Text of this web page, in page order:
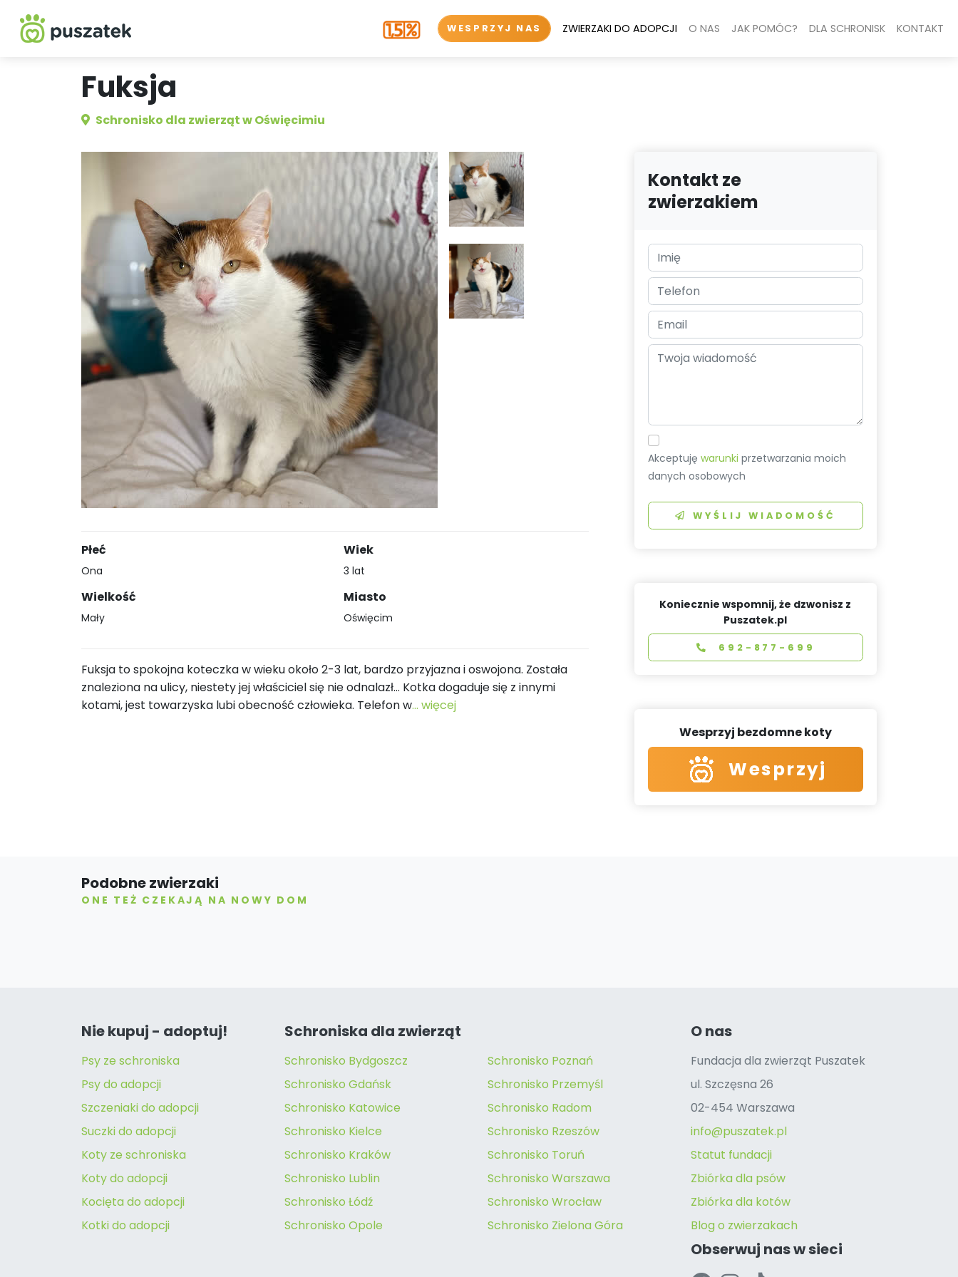
WESPRZYJ NAS ZWIERZAKI DO ADOPCJI O NAS JAK POMÓC? DLA SCHRONISK KONTAKT
Fuksja
Schronisko dla zwierząt w Oświęcimiu
Płeć
Ona
Wielkość
Mały
Wiek
3 lat
Miasto
Oświęcim
Fuksja to spokojna koteczka w wieku około 2-3 lat, bardzo przyjazna i oswojona. Została
znaleziona na ulicy, niestety jej właściciel się nie odnalazł… Kotka dogaduje się z innymi
kotami, jest towarzyska lubi obecność człowieka. Telefon w... więcej
Kontakt ze
zwierzakiem
Akceptujęwarunki przetwarzania moich
danych osobowych
WYŚLIJ WIADOMOŚĆ
Koniecznie wspomnij, że dzwonisz z
Puszatek.pl
692-877-699
Wesprzyj bezdomne koty
Wesprzyj
Podobne zwierzaki
ONE TEŻ CZEKAJĄ NA NOWY DOM
Nie kupuj - adoptuj!
Psy ze schroniska
Psy do adopcji
Szczeniaki do adopcji
Suczki do adopcji
Koty ze schroniska
Koty do adopcji
Kocięta do adopcji
Kotki do adopcji
Schroniska dla zwierząt
Schronisko Bydgoszcz
Schronisko Gdańsk
Schronisko Katowice
Schronisko Kielce
Schronisko Kraków
Schronisko Lublin
Schronisko Łódź
Schronisko Opole
Schronisko Poznań
Schronisko Przemyśl
Schronisko Radom
Schronisko Rzeszów
Schronisko Toruń
Schronisko Warszawa
Schronisko Wrocław
Schronisko Zielona Góra
O nas
Fundacja dla zwierząt Puszatek
ul. Szczęsna 26
02-454 Warszawa
info@puszatek.pl
Statut fundacji
Zbiórka dla psów
Zbiórka dla kotów
Blog o zwierzakach
Obserwuj nas w sieci